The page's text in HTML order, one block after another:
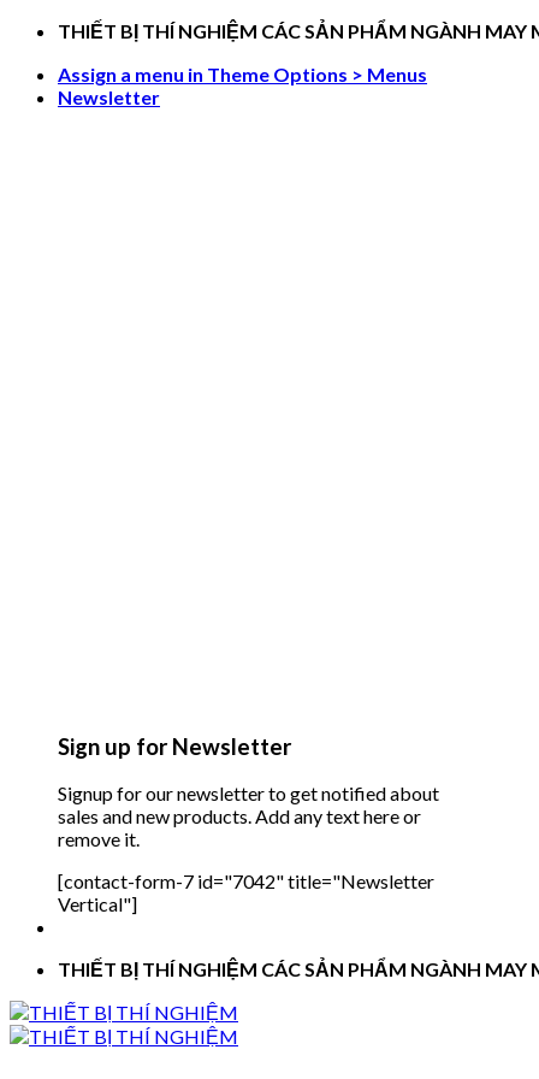
Skip
content
THIẾT BỊ THÍ NGHIỆM CÁC SẢN PHẨM NGÀNH MAY
Assign a menu in Theme Options > Menus
Newsletter
Sign up for Newsletter
Signup for our newsletter to get notified about
sales and new products. Add any text here or
remove it.
[contact-form-7 id="7042" title="Newsletter
Vertical"]
THIẾT BỊ THÍ NGHIỆM CÁC SẢN PHẨM NGÀNH MAY